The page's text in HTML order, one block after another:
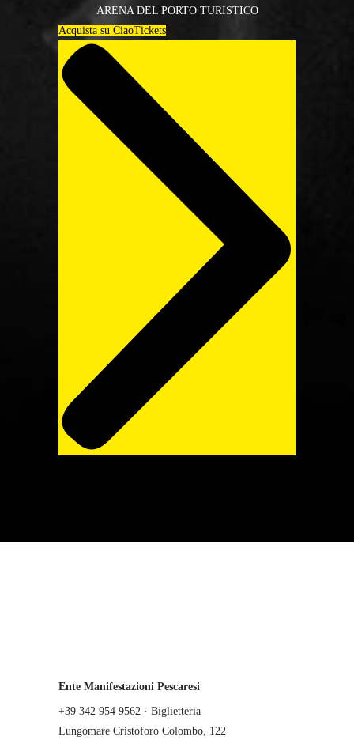
ARENA DEL PORTO TURISTICO
Acquista su CiaoTickets
Ente Manifestazioni Pescaresi
+39 342 954 9562 · Biglietteria
Lungomare Cristoforo Colombo, 122